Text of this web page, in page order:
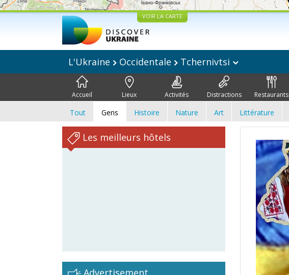
VOIR LA CARTE
L'Ukraine Occidentale Tchernivtsi
Accueil Lieux Activités Distractions Restaurants
Tout Gens Histoire Nature Art Littérature
Les meilleurs hôtels
Advertisement